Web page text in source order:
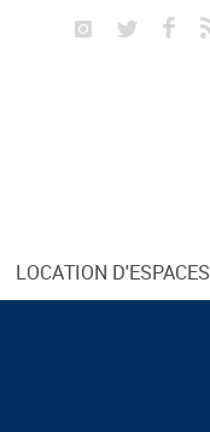
LOCATION D'ESPACES